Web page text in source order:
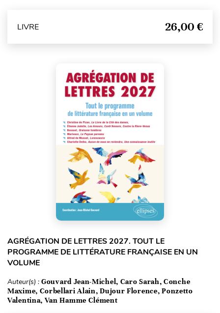
LIVRE 26,00 €
AGRÉGATION DE LETTRES 2027. TOUT LE
PROGRAMME DE LITTÉRATURE FRANÇAISE EN UN
VOLUME
Auteur(s) : Gouvard Jean-Michel, Caro Sarah, Conche
Maxime, Corbellari Alain, Dujour Florence, Ponzetto
Valentina, Van Hamme Clément